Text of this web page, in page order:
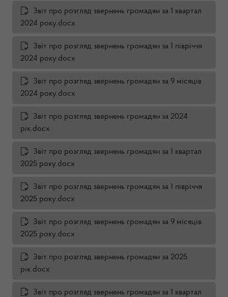
Звіт про розгляд звернень громадян за 1 квартал
2024 року.docx
Звіт про розгляд звернень громадян за 1 півріччя
2024 року.docx
Звіт про розгляд звернень громадян за 9 місяців
2024 року.docx
Звіт про розгляд звернень громадян за 2024
рік.docx
Звіт про розгляд звернень громадян за 1 квартал
2025 року.docx
Звіт про розгляд звернень громадян за 1 півріччя
2025 року.docx
Звіт про розгляд звернень громадян за 9 місяців
2025 року.docx
Звіт про розгляд звернень громадян за 2025
рік.docx
Звіт про розгляд звернень громадян за 1 квартал